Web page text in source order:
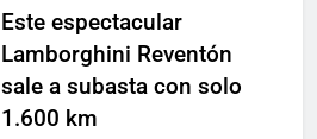
Este espectacular
Lamborghini Reventón
sale a subasta con solo
1.600 km